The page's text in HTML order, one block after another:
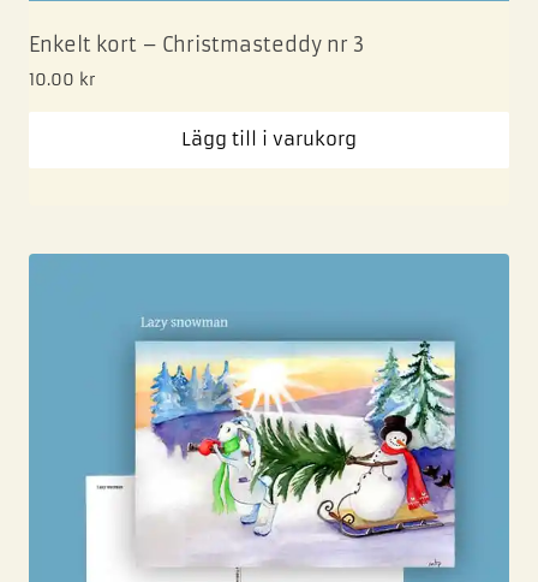
Enkelt kort – Christmasteddy nr 3
10.00 kr
Lägg till i varukorg